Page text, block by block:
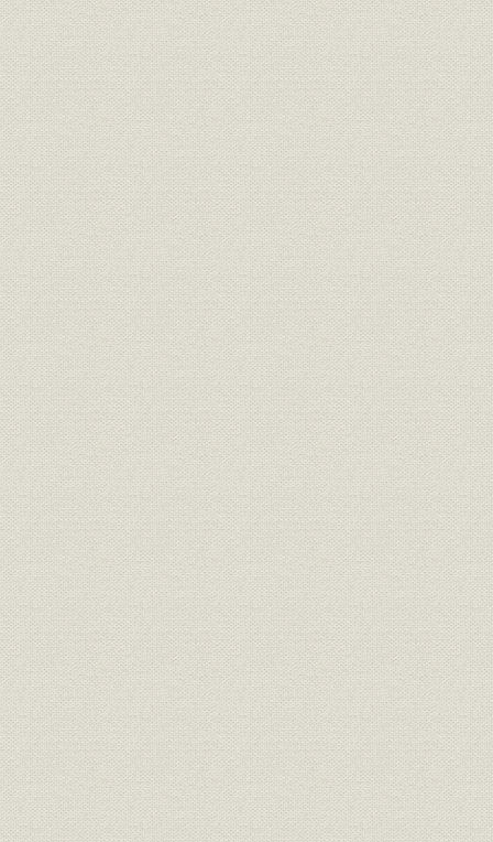
多数経営と利益還元
英徳の入社とチェーン化への道
シロの歴史
井上次郎、大阪府庄内で創業
川西でSSDDS開設
チェーン化と本部一括仕入れ
ショッピングセンター開発と店舗の標準化
近鉄沿線への出店
■本史
プロローグ チェーンストア黎明期におけるジャスコ誕生
梗概
第1節 昭和40年代―高度成長経済とチェーンストアグループの台頭
1. チェーンストア成長の社会的基盤
2. メーカーとチェーンストアの対峙―消費者の判断
3. 資本の自由化進む
第2節 日本チェーンストア協会設立
1. 岡田屋の百貨店申請
2. ペガサスクラブと渥美俊―氏